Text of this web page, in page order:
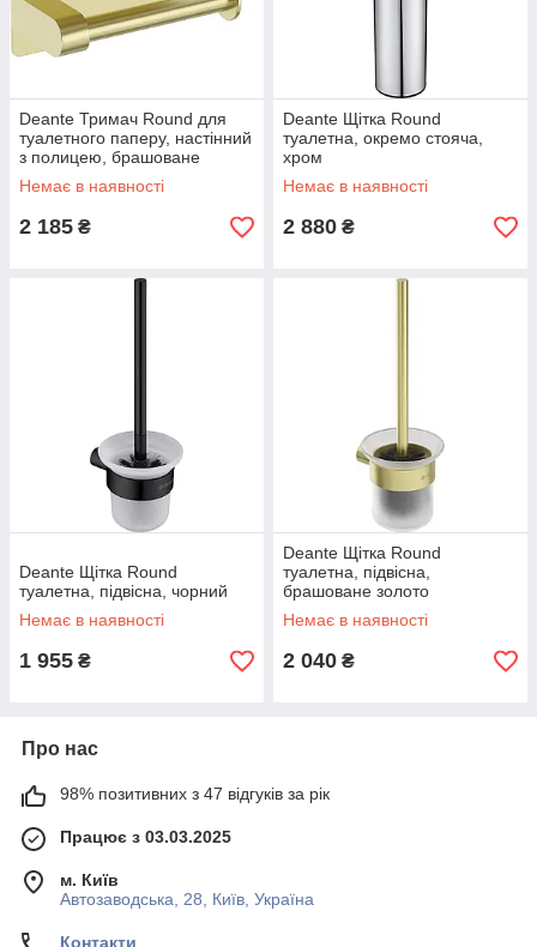
Deante Тримач Round для
туалетного паперу, настінний
з полицею, брашоване
золото
Немає в наявності
2 185 ₴
Deante Щітка Round
туалетна, окремо стояча,
хром
Немає в наявності
2 880 ₴
Deante Щітка Round
туалетна, підвісна, чорний
Немає в наявності
1 955 ₴
Deante Щітка Round
туалетна, підвісна,
брашоване золото
Немає в наявності
2 040 ₴
Про нас
98% позитивних з 47 відгуків за рік
Працює з 03.03.2025
м. Київ
Автозаводська, 28, Київ, Україна
Контакти